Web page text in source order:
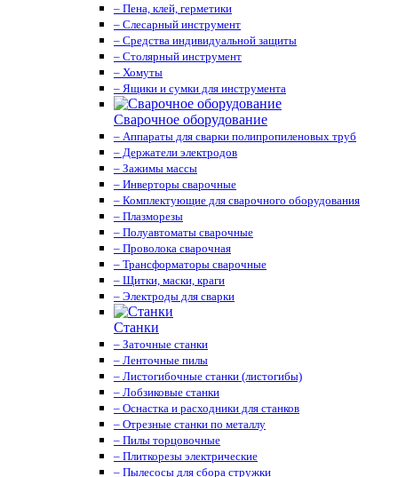
– Пена, клей, герметики
– Слесарный инструмент
– Средства индивидуальной защиты
– Столярный инструмент
– Хомуты
– Ящики и сумки для инструмента
Сварочное оборудование
– Аппараты для сварки полипропиленовых труб
– Держатели электродов
– Зажимы массы
– Инверторы сварочные
– Комплектующие для сварочного оборудования
– Плазморезы
– Полуавтоматы сварочные
– Проволока сварочная
– Трансформаторы сварочные
– Щитки, маски, краги
– Электроды для сварки
Станки
– Заточные станки
– Ленточные пилы
– Листогибочные станки (листогибы)
– Лобзиковые станки
– Оснастка и расходники для станков
– Отрезные станки по металлу
– Пилы торцовочные
– Плиткорезы электрические
– Пылесосы для сбора стружки